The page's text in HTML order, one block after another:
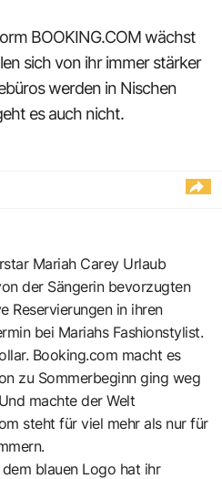
BOOKING.COM wächst
sich von ihr immer stärker
werden in Nischen
es auch nicht.
Mariah Carey Urlaub
der Sängerin bevorzugten
Reservierungen in ihren
bei Mariahs Fashionstylist.
Booking.com macht es
zu Sommerbeginn ging weg
machte der Welt
steht für viel mehr als nur für
blauen Logo hat ihr